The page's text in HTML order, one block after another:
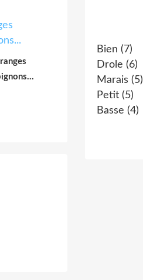
Bien (7)
Drole (6)
Marais (5)
Petit (5)
Basse (4)